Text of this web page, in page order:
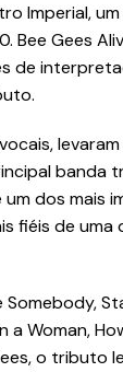
Imperial,
Bee Gees
de
banda
dos mais
fiéis de uma
Woman,
o tributo